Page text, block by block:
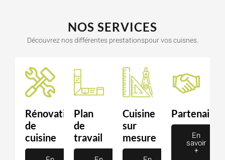
NOS SERVICES
Découvrez nos différentes prestationspour vos cuisnes.
Rénovation
de
cuisine
Plan
de
travail
Cuisine
sur
mesure
Partenaire
En
savoir
+